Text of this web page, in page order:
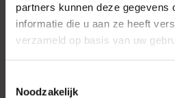
partners kunnen deze gegevens
informatie die u aan ze heeft
verzameld op basis van uw
Noodzakelijk